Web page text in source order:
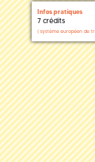
Infos pratiques
7 crédits
( système européen de